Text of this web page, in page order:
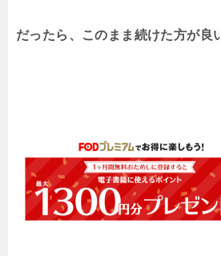
だったら、このまま続けた方が良